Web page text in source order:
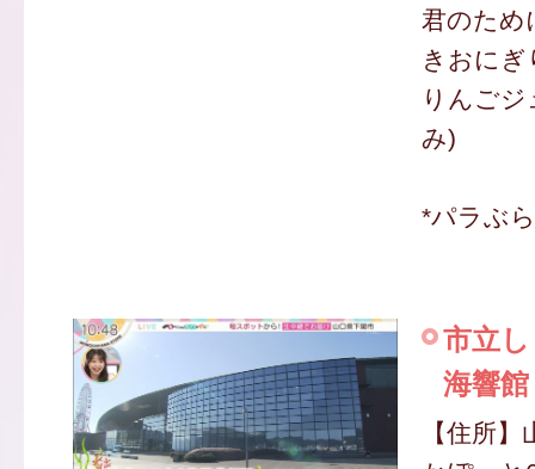
君のため
きおにぎ
りんごジ
み)
*パラぶ
市立
海響館
【住所